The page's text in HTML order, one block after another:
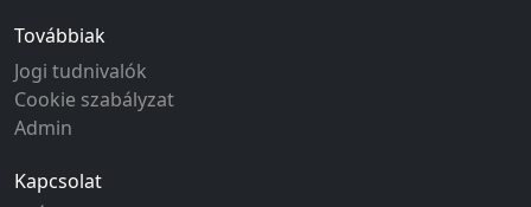
Továbbiak
Jogi tudnivalók
Cookie szabályzat
Admin
Kapcsolat